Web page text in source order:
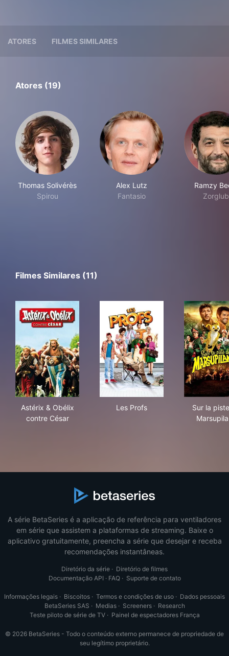
ATORES FILMES SIMILARES
Atores (19)
Thomas Solivérès
Spirou
Alex Lutz
Fantasio
Ramzy
Zorglub
Filmes Similares (11)
Astérix & Obélix
contre César
Les Profs
Sur la
A série BetaSeries é a aplicação de referência para ventiladores
em série que assistem a plataformas de streaming. Baixe o
aplicativo gratuitamente, preencha a série que desejar e receba
recomendações instantâneas.
Diretório da série · Diretório de filmes
Documentação API · FAQ· Suporte de contato
Informações legais · Biscoitos · Termos e condições de uso · Dados pessoais
BetaSeries SAS · Medias· Screeners· Research
Teste piloto de série de TV· Painel de espectadores França
© 2026 BetaSeries - Todo o conteúdo externo permanece de propriedade de
seu legítimo proprietário.